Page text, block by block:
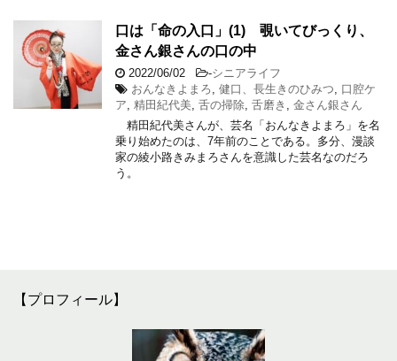
口は「命の入口」(1) 覗いてびっくり、
金さん銀さんの口の中
2022/06/02 -シニアライフ
おんなきよまろ
健口、長生きのひみつ
口腔ケ
ア 精田紀代美 舌の掃除 舌磨き
金さん銀さん
精田紀代美さんが、芸名「おんなきよまろ」を名
乗り始めたのは、7年前のことである。多分、漫談
家の綾小路きみまろさんを意識した芸名なのだろ
う。
【プロフィール】